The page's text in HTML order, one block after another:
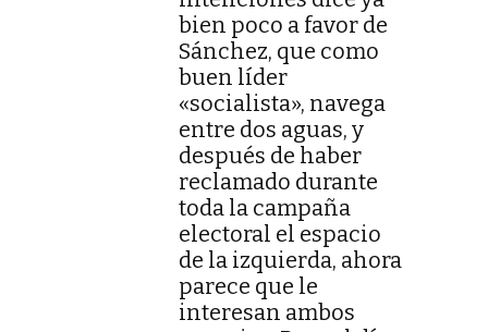
bien poco a favor de
Sánchez, que como
buen líder
«socialista», navega
entre dos aguas, y
después de haber
reclamado durante
toda la campaña
electoral el espacio
de la izquierda, ahora
parece que le
interesan ambos